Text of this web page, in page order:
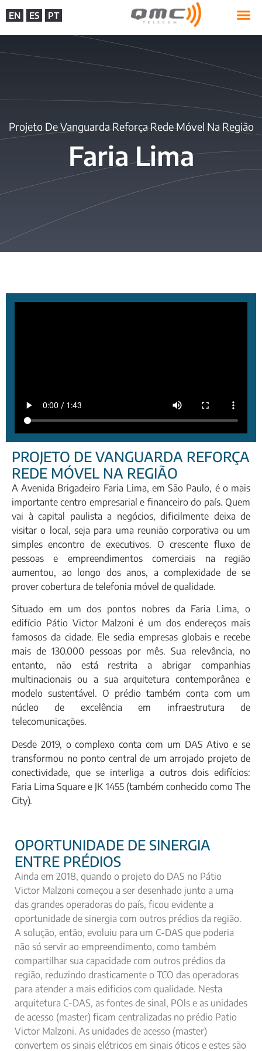
EN ES PT
Projeto De Vanguarda Reforça Rede Móvel Na Região
Faria Lima
PROJETO DE VANGUARDA REFORÇA
REDE MÓVEL NA REGIÃO
A Avenida Brigadeiro Faria Lima, em São Paulo, é o mais
importante centro empresarial e financeiro do país. Quem
vai à capital paulista a negócios, dificilmente deixa de
visitar o local, seja para uma reunião corporativa ou um
simples encontro de executivos. O crescente fluxo de
pessoas e empreendimentos comerciais na região
aumentou, ao longo dos anos, a complexidade de se
prover cobertura de telefonia móvel de qualidade.
Situado em um dos pontos nobres da Faria Lima, o
edifício Pátio Victor Malzoni é um dos endereços mais
famosos da cidade. Ele sedia empresas globais e recebe
mais de 130.000 pessoas por mês. Sua relevância, no
entanto, não está restrita a abrigar companhias
multinacionais ou a sua arquitetura contemporânea e
modelo sustentável. O prédio também conta com um
núcleo de excelência em infraestrutura de
telecomunicações.
Desde 2019, o complexo conta com um DAS Ativo e se
transformou no ponto central de um arrojado projeto de
conectividade, que se interliga a outros dois edifícios:
Faria Lima Square e JK 1455 (também conhecido como The
City).
OPORTUNIDADE DE SINERGIA
ENTRE PRÉDIOS
Ainda em 2018, quando o projeto do DAS no Pátio
Victor Malzoni começou a ser desenhado junto a uma
das grandes operadoras do país, ficou evidente a
oportunidade de sinergia com outros prédios da região.
A solução, então, evoluiu para um C-DAS que poderia
não só servir ao empreendimento, como também
compartilhar sua capacidade com outros prédios da
região, reduzindo drasticamente o TCO das operadoras
para atender a mais edificios com qualidade. Nesta
arquitetura C-DAS, as fontes de sinal, POls e as unidades
de acesso (master) ficam centralizadas no prédio Patio
Victor Malzoni. As unidades de acesso (master)
convertem os sinais elétricos em sinais óticos e estes são